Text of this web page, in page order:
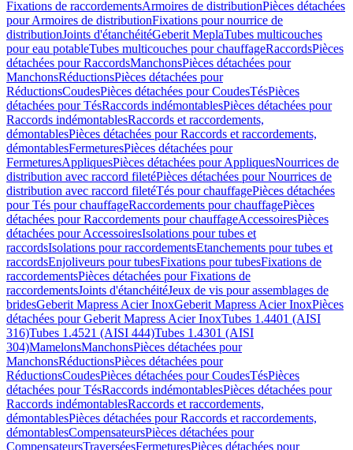
Fixations de raccordementsArmoires de distributionPièces détachées
pour Armoires de distributionFixations pour nourrice de
distributionJoints d'étanchéitéGeberit MeplaTubes multicouches
pour eau potableTubes multicouches pour chauffageRaccordsPièces
détachées pour RaccordsManchonsPièces détachées pour
ManchonsRéductionsPièces détachées pour
RéductionsCoudesPièces détachées pour CoudesTésPièces
détachées pour TésRaccords indémontablesPièces détachées pour
Raccords indémontablesRaccords et raccordements,
démontablesPièces détachées pour Raccords et raccordements,
démontablesFermeturesPièces détachées pour
FermeturesAppliquesPièces détachées pour AppliquesNourrices de
distribution avec raccord filetéPièces détachées pour Nourrices de
distribution avec raccord filetéTés pour chauffagePièces détachées
pour Tés pour chauffageRaccordements pour chauffagePièces
détachées pour Raccordements pour chauffageAccessoiresPièces
détachées pour AccessoiresIsolations pour tubes et
raccordsIsolations pour raccordementsEtanchements pour tubes et
raccordsEnjoliveurs pour tubesFixations pour tubesFixations de
raccordementsPièces détachées pour Fixations de
raccordementsJoints d'étanchéitéJeux de vis pour assemblages de
bridesGeberit Mapress Acier InoxGeberit Mapress Acier InoxPièces
détachées pour Geberit Mapress Acier InoxTubes 1.4401 (AISI
316)Tubes 1.4521 (AISI 444)Tubes 1.4301 (AISI
304)MamelonsManchonsPièces détachées pour
ManchonsRéductionsPièces détachées pour
RéductionsCoudesPièces détachées pour CoudesTésPièces
détachées pour TésRaccords indémontablesPièces détachées pour
Raccords indémontablesRaccords et raccordements,
démontablesPièces détachées pour Raccords et raccordements,
démontablesCompensateursPièces détachées pour
CompensateursTraverséesFermeturesPièces détachées pour